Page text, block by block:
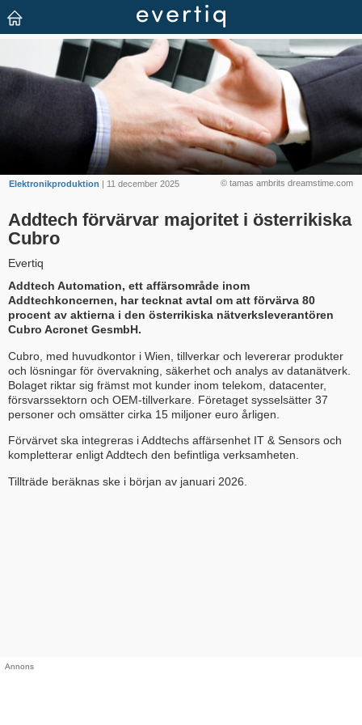
© tamas ambrits dreamstime.com
Elektronikproduktion | 11 december 2025
Addtech förvärvar majoritet i österrikiska
Cubro
Evertiq
Addtech Automation, ett affärsområde inom
Addtechkoncernen, har tecknat avtal om att förvärva 80
procent av aktierna i den österrikiska nätverksleverantören
Cubro Acronet GesmbH.
Cubro, med huvudkontor i Wien, tillverkar och levererar produkter
och lösningar för övervakning, säkerhet och analys av datanätverk.
Bolaget riktar sig främst mot kunder inom telekom, datacenter,
försvarssektorn och OEM-tillverkare. Företaget sysselsätter 37
personer och omsätter cirka 15 miljoner euro årligen.
Förvärvet ska integreras i Addtechs affärsenhet IT & Sensors och
kompletterar enligt Addtech den befintliga verksamheten.
Tillträde beräknas ske i början av januari 2026.
Annons